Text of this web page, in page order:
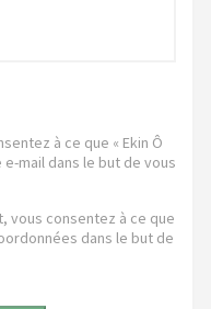
à ce que « Ekin Ô
mail dans le but de vous
vous consentez à ce que
dans le but de